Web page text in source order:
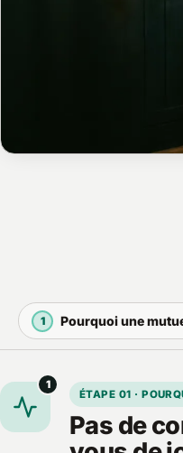
1
ÉTAPE 01 ·
Pas de
1 Pourquoi une